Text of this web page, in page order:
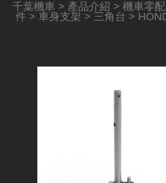
千葉機車 > 產品介紹 > 機車零
件 > 車身支架 > 三角台 >